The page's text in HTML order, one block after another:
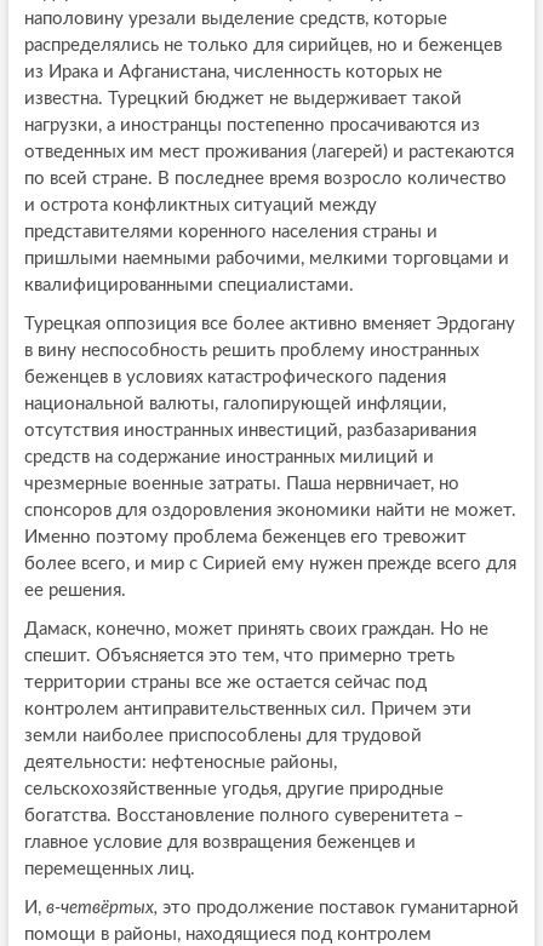
наполовину урезали выделение средств, которые
распределялись не только для сирийцев, но и беженцев
из Ирака и Афганистана, численность которых не
известна. Турецкий бюджет не выдерживает такой
нагрузки, а иностранцы постепенно просачиваются из
отведенных им мест проживания (лагерей) и растекаются
по всей стране. В последнее время возросло количество
и острота конфликтных ситуаций между
представителями коренного населения страны и
пришлыми наемными рабочими, мелкими торговцами и
квалифицированными специалистами.
Турецкая оппозиция все более активно вменяет Эрдогану
в вину неспособность решить проблему иностранных
беженцев в условиях катастрофического падения
национальной валюты, галопирующей инфляции,
отсутствия иностранных инвестиций, разбазаривания
средств на содержание иностранных милиций и
чрезмерные военные затраты. Паша нервничает, но
спонсоров для оздоровления экономики найти не может.
Именно поэтому проблема беженцев его тревожит
более всего, и мир с Сирией ему нужен прежде всего для
ее решения.
Дамаск, конечно, может принять своих граждан. Но не
спешит. Объясняется это тем, что примерно треть
территории страны все же остается сейчас под
контролем антиправительственных сил. Причем эти
земли наиболее приспособлены для трудовой
деятельности: нефтеносные районы,
сельскохозяйственные угодья, другие природные
богатства. Восстановление полного суверенитета –
главное условие для возвращения беженцев и
перемещенных лиц.
И, в-четвёртых, это продолжение поставок гуманитарной
помощи в районы, находящиеся под контролем